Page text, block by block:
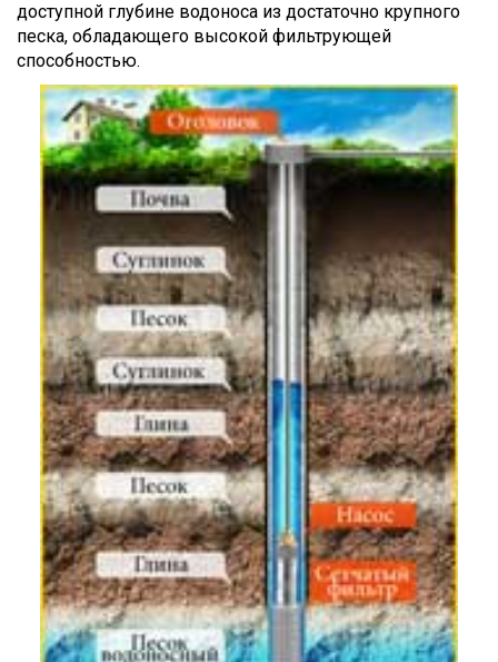
доступной глубине водоноса из достаточно крупного
песка, обладающего высокой фильтрующей
способностью.